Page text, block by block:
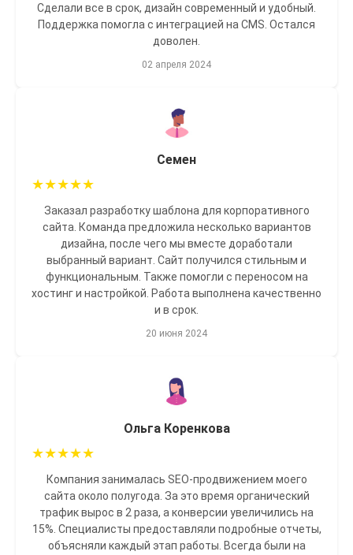
Сделали все в срок, дизайн современный и удобный.
Поддержка помогла с интеграцией на CMS. Остался
доволен.
02 апреля 2024
Семен
★★★★★
Заказал разработку шаблона для корпоративного
сайта. Команда предложила несколько вариантов
дизайна, после чего мы вместе доработали
выбранный вариант. Сайт получился стильным и
функциональным. Также помогли с переносом на
хостинг и настройкой. Работа выполнена качественно
и в срок.
20 июня 2024
Ольга Коренкова
★★★★★
Компания занималась SEO-продвижением моего
сайта около полугода. За это время органический
трафик вырос в 2 раза, а конверсии увеличились на
15%. Специалисты предоставляли подробные отчеты,
объясняли каждый этап работы. Всегда были на